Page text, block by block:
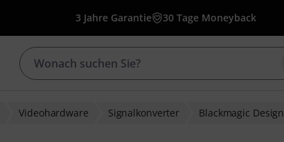
3 Jahre Garantie 30 Tage Moneyback
Videohardware Signalkonverter Blackmagic Design